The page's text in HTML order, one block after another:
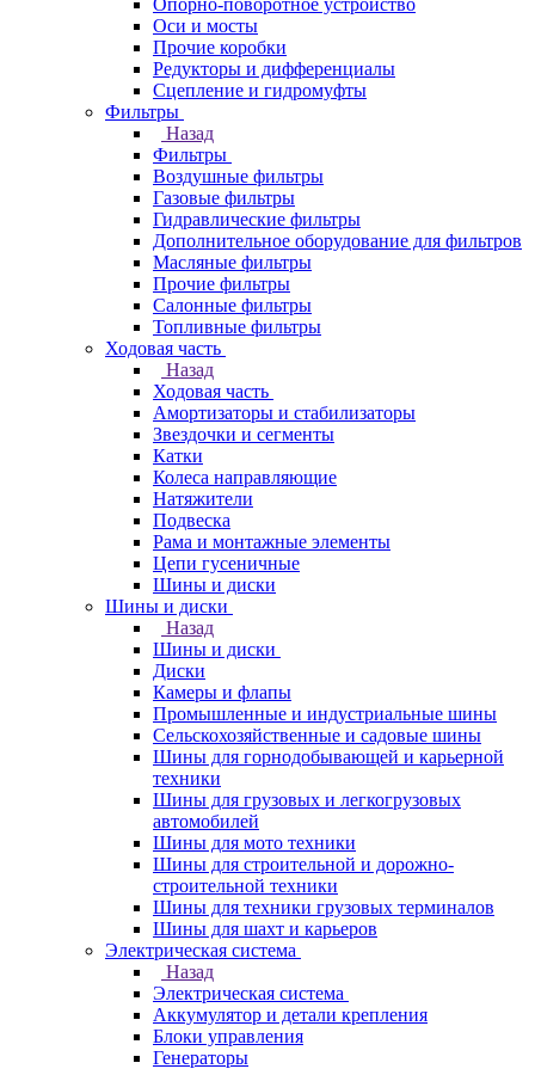
Опорно-поворотное устройство
Оси и мосты
Прочие коробки
Редукторы и дифференциалы
Сцепление и гидромуфты
Фильтры
Назад
Фильтры
Воздушные фильтры
Газовые фильтры
Гидравлические фильтры
Дополнительное оборудование для фильтров
Масляные фильтры
Прочие фильтры
Салонные фильтры
Топливные фильтры
Ходовая часть
Назад
Ходовая часть
Амортизаторы и стабилизаторы
Звездочки и сегменты
Катки
Колеса направляющие
Натяжители
Подвеска
Рама и монтажные элементы
Цепи гусеничные
Шины и диски
Шины и диски
Назад
Шины и диски
Диски
Камеры и флапы
Промышленные и индустриальные шины
Сельскохозяйственные и садовые шины
Шины для горнодобывающей и карьерной
техники
Шины для грузовых и легкогрузовых
автомобилей
Шины для мото техники
Шины для строительной и дорожно-
строительной техники
Шины для техники грузовых терминалов
Шины для шахт и карьеров
Электрическая система
Назад
Электрическая система
Аккумулятор и детали крепления
Блоки управления
Генераторы